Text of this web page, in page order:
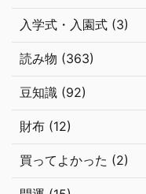
入学式・入園式 (3)
読み物 (363)
豆知識 (92)
財布 (12)
買ってよかった (2)